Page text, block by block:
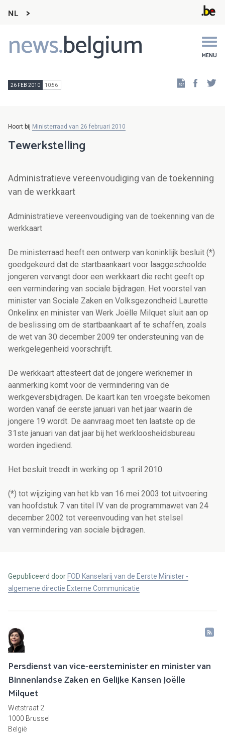
NL
news.belgium MENU
Main
navigation
26 FEB 2010 10:56
Hoort bij Ministerraad van 26 februari 2010
Tewerkstelling
Administratieve vereenvoudiging van de toekenning
van de werkkaart
Administratieve vereenvoudiging van de toekenning van de
werkkaart
De ministerraad heeft een ontwerp van koninklijk besluit (*)
goedgekeurd dat de startbaankaart voor laaggeschoolde
jongeren vervangt door een werkkaart die recht geeft op
een vermindering van sociale bijdragen. Het voorstel van
minister van Sociale Zaken en Volksgezondheid Laurette
Onkelinx en minister van Werk Joëlle Milquet sluit aan op
de beslissing om de startbaankaart af te schaffen, zoals
de wet van 30 december 2009 ter ondersteuning van de
werkgelegenheid voorschrijft.
De werkkaart attesteert dat de jongere werknemer in
aanmerking komt voor de vermindering van de
werkgeversbijdragen. De kaart kan ten vroegste bekomen
worden vanaf de eerste januari van het jaar waarin de
jongere 19 wordt. De aanvraag moet ten laatste op de
31ste januari van dat jaar bij het werkloosheidsbureau
worden ingediend.
Het besluit treedt in werking op 1 april 2010.
(*) tot wijziging van het kb van 16 mei 2003 tot uitvoering
van hoofdstuk 7 van titel IV van de programmawet van 24
december 2002 tot vereenvouding van het stelsel
van vermindering van sociale bijdragen.
Gepubliceerd door FOD Kanselarij van de Eerste Minister -
algemene directie Externe Communicatie
Persdienst van vice-eersteminister en minister van
Binnenlandse Zaken en Gelijke Kansen Joëlle
Milquet
Wetstraat 2
1000 Brussel
België